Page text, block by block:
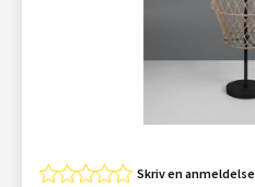
Skriv en anmeldelse